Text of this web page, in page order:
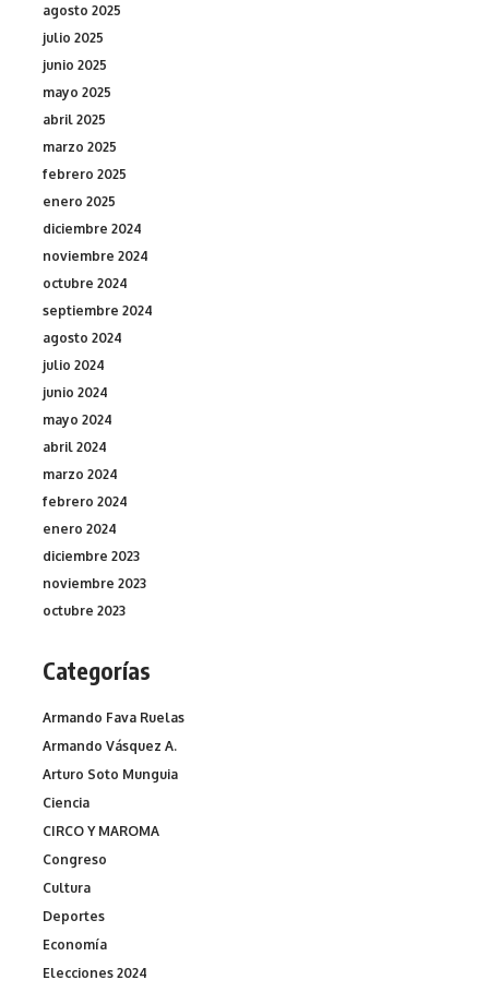
agosto 2025
julio 2025
junio 2025
mayo 2025
abril 2025
marzo 2025
febrero 2025
enero 2025
diciembre 2024
noviembre 2024
octubre 2024
septiembre 2024
agosto 2024
julio 2024
junio 2024
mayo 2024
abril 2024
marzo 2024
febrero 2024
enero 2024
diciembre 2023
noviembre 2023
octubre 2023
Categorías
Armando Fava Ruelas
Armando Vásquez A.
Arturo Soto Munguia
Ciencia
CIRCO Y MAROMA
Congreso
Cultura
Deportes
Economía
Elecciones 2024